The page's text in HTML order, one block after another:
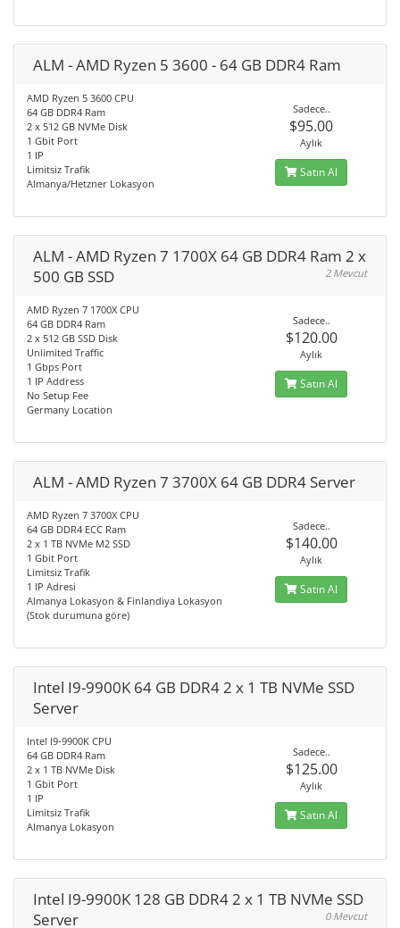
ALM - AMD Ryzen 5 3600 - 64 GB DDR4 Ram
AMD Ryzen 5 3600 CPU
64 GB DDR4 Ram
2 x 512 GB NVMe Disk
1 Gbit Port
1 IP
Limitsiz Trafik
Almanya/Hetzner Lokasyon
Sadece..
$95.00
Aylık
Satın Al
ALM - AMD Ryzen 7 1700X 64 GB DDR4 Ram 2 x
500 GB SSD
2 Mevcut
AMD Ryzen 7 1700X CPU
64 GB DDR4 Ram
2 x 512 GB SSD Disk
Unlimited Traffic
1 Gbps Port
1 IP Address
No Setup Fee
Germany Location
Sadece..
$120.00
Aylık
Satın Al
ALM - AMD Ryzen 7 3700X 64 GB DDR4 Server
AMD Ryzen 7 3700X CPU
64 GB DDR4 ECC Ram
2 x 1 TB NVMe M2 SSD
1 Gbit Port
Limitsiz Trafik
1 IP Adresi
Almanya Lokasyon & Finlandiya Lokasyon
(Stok durumuna göre)
Sadece..
$140.00
Aylık
Satın Al
Intel I9-9900K 64 GB DDR4 2 x 1 TB NVMe SSD
Server
Intel I9-9900K CPU
64 GB DDR4 Ram
2 x 1 TB NVMe Disk
1 Gbit Port
1 IP
Limitsiz Trafik
Almanya Lokasyon
Sadece..
$125.00
Aylık
Satın Al
Intel I9-9900K 128 GB DDR4 2 x 1 TB NVMe SSD
Server
0 Mevcut